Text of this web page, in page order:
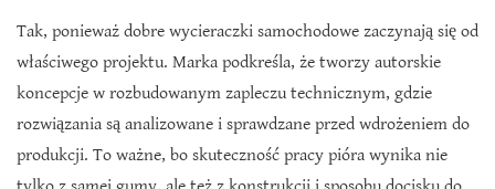
Tak, ponieważ dobre wycieraczki samochodowe zaczynają się od
właściwego projektu. Marka podkreśla, że tworzy autorskie
koncepcje w rozbudowanym zapleczu technicznym, gdzie
rozwiązania są analizowane i sprawdzane przed wdrożeniem do
produkcji. To ważne, bo skuteczność pracy pióra wynika nie